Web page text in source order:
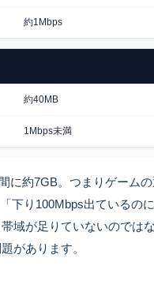
約1Mbps
約40MB
1Mbps未満
に約7GB。つまりゲーム
下り100Mbps出ているの
域が足りていないのでは
があります。